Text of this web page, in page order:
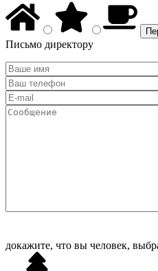
Письмо директору
докажите, что вы человек,